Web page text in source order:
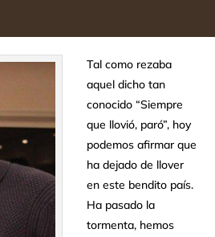
Tal como rezaba
aquel dicho tan
conocido “Siempre
que llovió, paró”, hoy
podemos afirmar que
ha dejado de llover
en este bendito país.
Ha pasado la
tormenta, hemos